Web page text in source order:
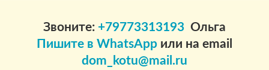
Звоните: +79773313193 Ольга
Пишите в WhatsApp или на email
dom_kotu@mail.ru